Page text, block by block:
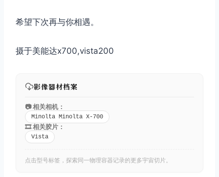
希望下次再与你相遇。
摄于美能达x700,vista200
影像器材档案
📷 相关相机：
Minolta Minolta X-700
🎞️ 相关胶片：
Vista
点击型号标签，探索同一物理容器记录的更多宇宙切片。